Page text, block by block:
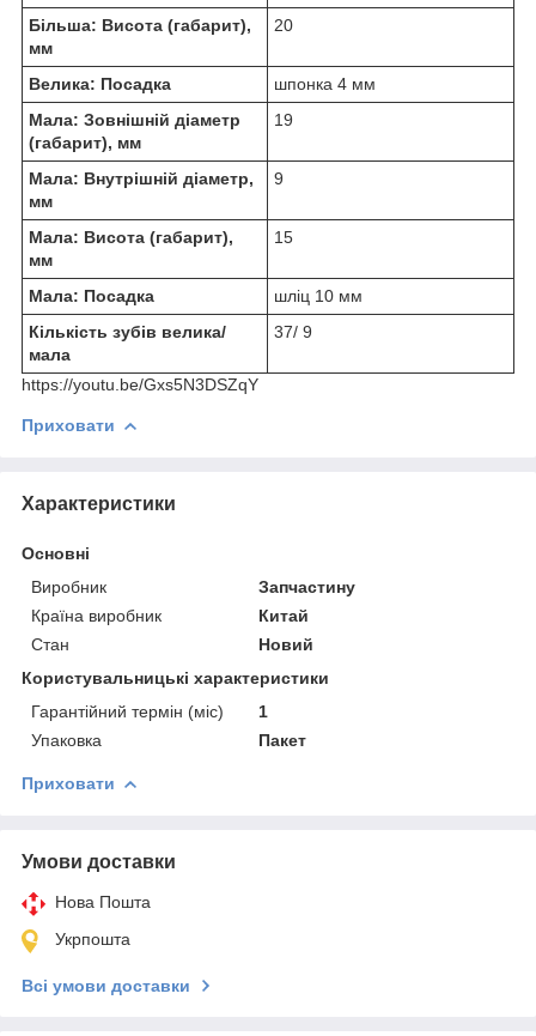
Більша: Висота (габарит),
мм
20
Велика: Посадка
шпонка 4 мм
Мала: Зовнішній діаметр
(габарит), мм
19
Мала: Внутрішній діаметр,
мм
9
Мала: Висота (габарит),
мм
15
Мала: Посадка
шліц 10 мм
Кількість зубів велика/
мала
37/ 9
https://youtu.be/Gxs5N3DSZqY
Приховати
Характеристики
Основні
Виробник
Запчастину
Країна виробник
Китай
Стан
Новий
Користувальницькі характеристики
Гарантійний термін (міс)
1
Упаковка
Пакет
Приховати
Умови доставки
Нова Пошта
Укрпошта
Всі умови доставки